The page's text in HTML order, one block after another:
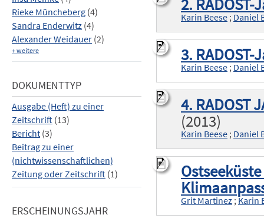
Rieke Müncheberg (4)
Sandra Enderwitz (4)
Alexander Weidauer (2)
+ weitere
DOKUMENTTYP
Ausgabe (Heft) zu einer
Zeitschrift (13)
Bericht (3)
Beitrag zu einer
(nichtwissenschaftlichen)
Zeitung oder Zeitschrift (1)
ERSCHEINUNGSJAHR
2.
Karin Beese ; Daniel
3.
Karin Beese ; Daniel
4. RADOST
(2013)
Karin Beese ; Daniel
Grit Martinez ;Karin